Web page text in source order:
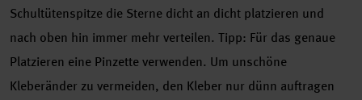
Schultütenspitze die Sterne dicht an dicht platzieren und
nach oben hin immer mehr verteilen. Tipp: Für das genaue
Platzieren eine Pinzette verwenden. Um unschöne
Kleberänder zu vermeiden, den Kleber nur dünn auftragen